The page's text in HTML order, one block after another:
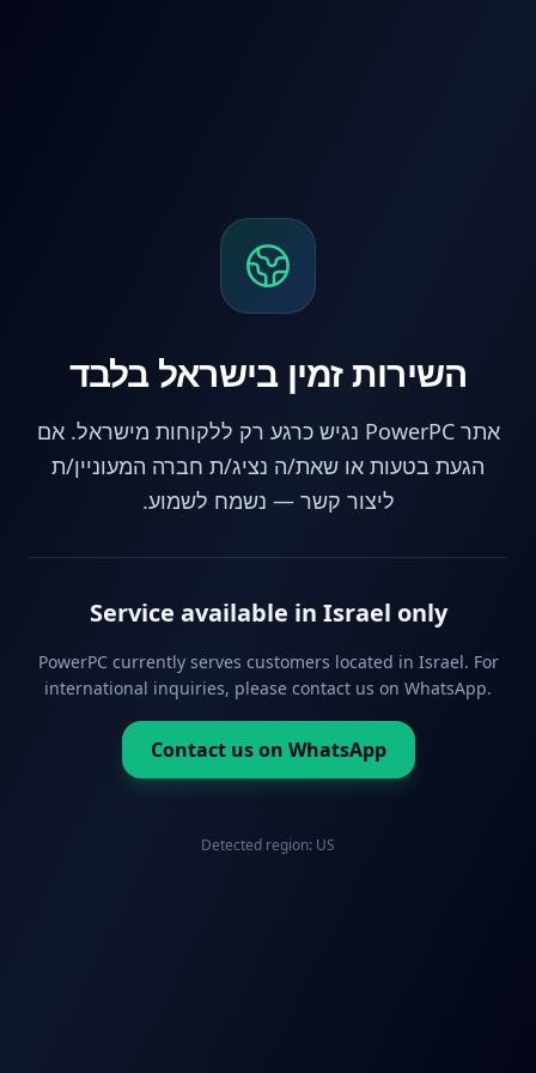
השירות זמין בישראל בלבד
אתר PowerPC נגיש כרגע רק ללקוחות מישראל. אם
הגעת בטעות או שאת/ה נציג/ת חברה המעוניין/ת
ליצור קשר — נשמח לשמוע.
Service available in Israel only
PowerPC currently serves customers located in Israel. For
international inquiries, please contact us on WhatsApp.
Contact us on WhatsApp
Detected region: US